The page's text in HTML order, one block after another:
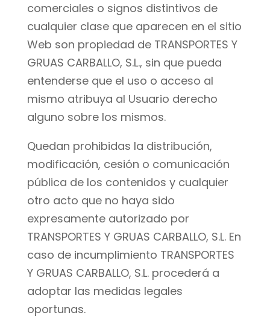
comerciales o signos distintivos de
cualquier clase que aparecen en el sitio
Web son propiedad de TRANSPORTES Y
GRUAS CARBALLO, S.L., sin que pueda
entenderse que el uso o acceso al
mismo atribuya al Usuario derecho
alguno sobre los mismos.
Quedan prohibidas la distribución,
modificación, cesión o comunicación
pública de los contenidos y cualquier
otro acto que no haya sido
expresamente autorizado por
TRANSPORTES Y GRUAS CARBALLO, S.L. En
caso de incumplimiento TRANSPORTES
Y GRUAS CARBALLO, S.L. procederá a
adoptar las medidas legales
oportunas.